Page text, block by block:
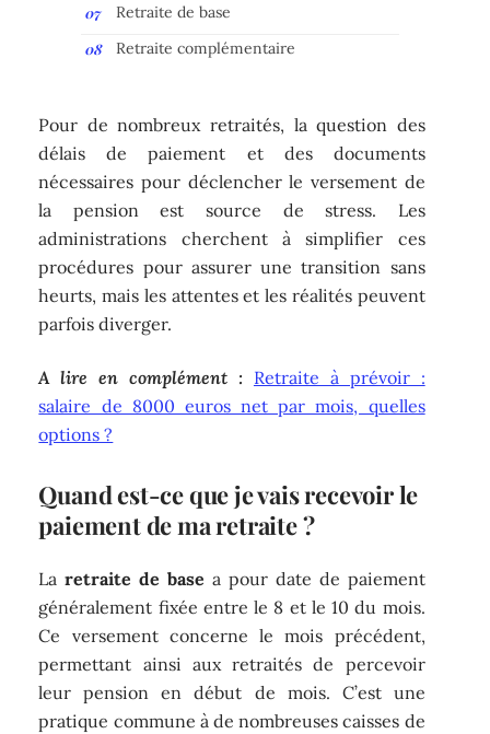
Retraite de base
Retraite complémentaire
Pour de nombreux retraités, la question des
délais de paiement et des documents
nécessaires pour déclencher le versement de
la pension est source de stress. Les
administrations cherchent à simplifier ces
procédures pour assurer une transition sans
heurts, mais les attentes et les réalités peuvent
parfois diverger.
A lire en complément : Retraite à prévoir :
salaire de 8000 euros net par mois, quelles
options ?
Quand est-ce que je vais recevoir le
paiement de ma retraite ?
Laretraite de base a pour date de paiement
généralement fixée entre le 8 et le 10 du mois.
Ce versement concerne le mois précédent,
permettant ainsi aux retraités de percevoir
leur pension en début de mois. C’est une
pratique commune à de nombreuses caisses de